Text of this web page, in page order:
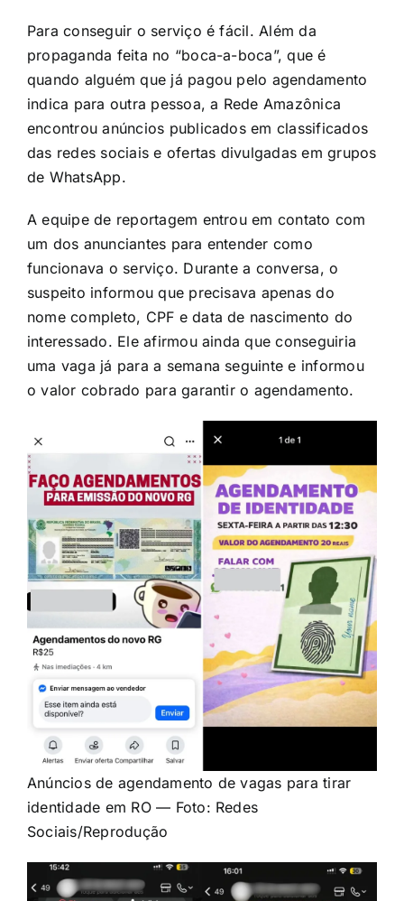
Para conseguir o serviço é fácil. Além da
propaganda feita no “boca-a-boca”, que é
quando alguém que já pagou pelo agendamento
indica para outra pessoa, a Rede Amazônica
encontrou anúncios publicados em classificados
das redes sociais e ofertas divulgadas em grupos
de WhatsApp.
A equipe de reportagem entrou em contato com
um dos anunciantes para entender como
funcionava o serviço. Durante a conversa, o
suspeito informou que precisava apenas do
nome completo, CPF e data de nascimento do
interessado. Ele afirmou ainda que conseguiria
uma vaga já para a semana seguinte e informou
o valor cobrado para garantir o agendamento.
Anúncios de agendamento de vagas para tirar
identidade em RO — Foto: Redes
Sociais/Reprodução